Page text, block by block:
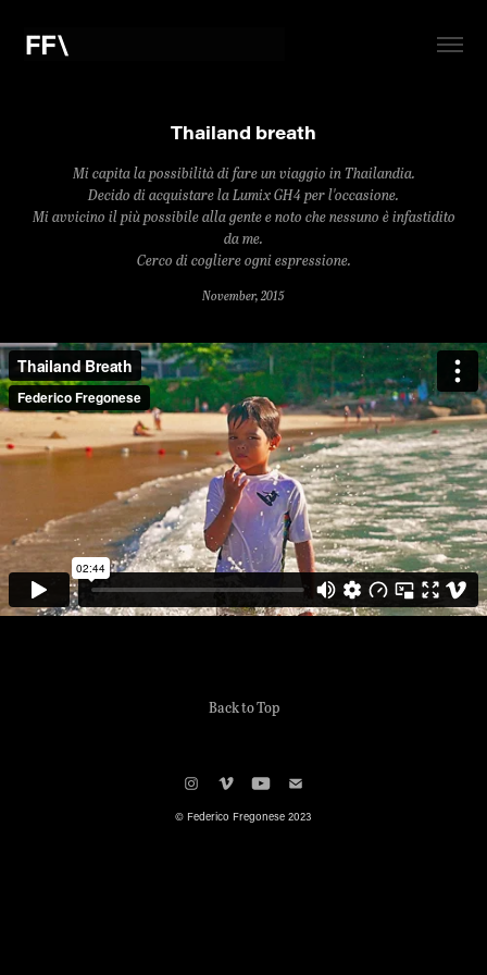
Thailand breath
Mi capita la possibilità di fare un viaggio in Thailandia.
Decido di acquistare la Lumix GH4 per l'occasione.
Mi avvicino il più possibile alla gente e noto che nessuno è infastidito
da me.
Cerco di cogliere ogni espressione.
November, 2015
Back to Top
© Federico Fregonese 2023